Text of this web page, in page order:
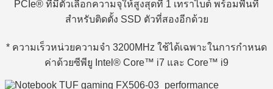
PCIe® ที่มีตัวเลือกความจุให้สูงสุดที่ 1 เทราไบต์ พร้อมพื้นที่
สำหรับติดตั้ง SSD ตัวที่สองอีกด้วย
* ความเร็วหน่วยความจำ 3200MHz ใช้ได้เฉพาะในการกำหนด
ค่าด้วยซีพียู Intel® Core™ i7 และ Core™ i9